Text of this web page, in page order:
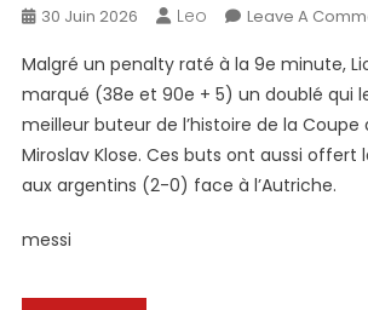
30 Juin 2026 Leo Leave A
Malgré un penalty raté à la 9e minute,
marqué (38e et 90e + 5) un doublé qui
meilleur buteur de l’histoire de la
Miroslav Klose. Ces buts ont aussi offert
aux argentins (2-0) face à l’Autriche.
messi